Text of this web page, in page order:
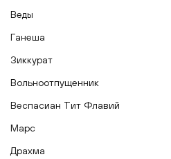
Веды
Ганеша
Зиккурат
Вольноотпущенник
Веспасиан Тит Флавий
Марс
Драхма